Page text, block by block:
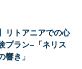
リトアニアでの心
プラン–「ネリス
響き」